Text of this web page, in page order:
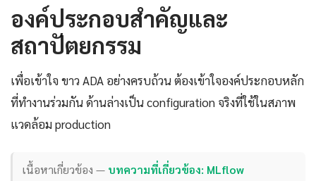
องค์ประกอบสำคัญและ
สถาปัตยกรรม
เพื่อเข้าใจ ขาว ADA อย่างครบถ้วน ต้องเข้าใจองค์ประกอบหลัก
ที่ทำงานร่วมกัน ด้านล่างเป็น configuration จริงที่ใช้ในสภาพ
แวดล้อม production
เนื้อหาเกี่ยวข้อง — บทความที่เกี่ยวข้อง: MLflow